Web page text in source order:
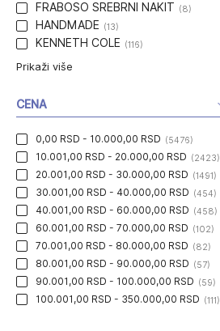
FRABOSO SREBRNI NAKIT (8)
HANDMADE (13)
KENNETH COLE (116)
Prikaži više
CENA
0,00 RSD - 10.000,00 RSD (5476)
10.001,00 RSD - 20.000,00 RSD (2423)
20.001,00 RSD - 30.000,00 RSD (1491)
30.001,00 RSD - 40.000,00 RSD (454)
40.001,00 RSD - 60.000,00 RSD (458)
60.001,00 RSD - 70.000,00 RSD (102)
70.001,00 RSD - 80.000,00 RSD (82)
80.001,00 RSD - 90.000,00 RSD (57)
90.001,00 RSD - 100.000,00 RSD (59)
100.001,00 RSD - 350.000,00 RSD (111)